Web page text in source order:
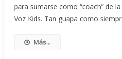
para sumarse como “coach” de
Voz Kids. Tan guapa como
Más...